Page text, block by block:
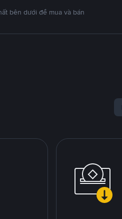
bên dưới để mua và bán